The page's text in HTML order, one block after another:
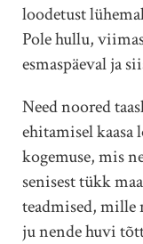
loodetust
Pole hullu,
esmaspäeval ja
Need noored
ehitamisel kaasa
kogemuse, mis
senisest tükk
teadmised, mille
ju nende huvi